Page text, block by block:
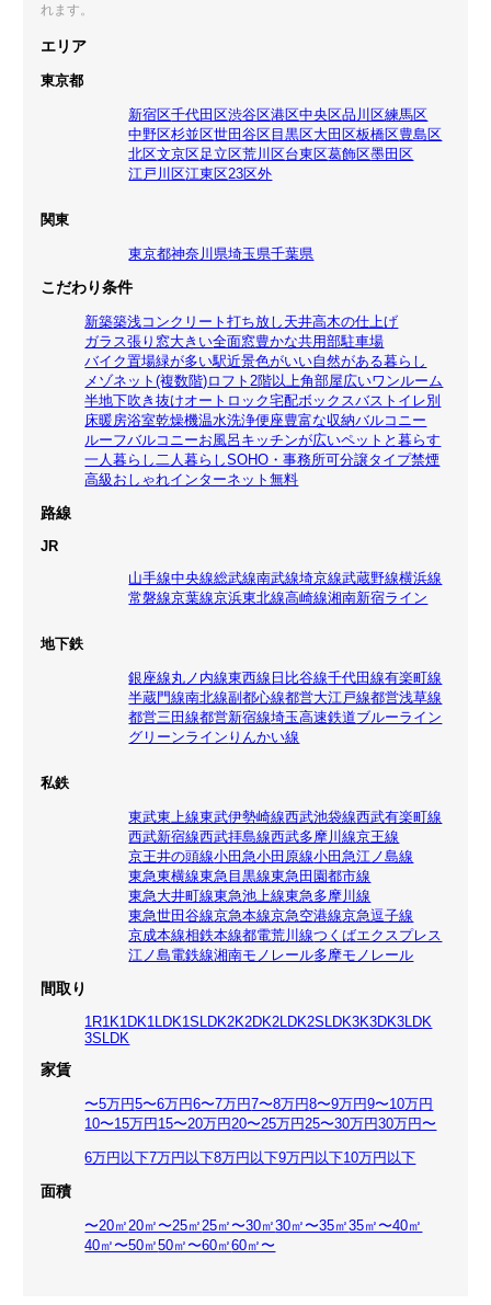
れます。
エリア
東京都
新宿区千代田区渋谷区港区中央区品川区練馬区
中野区杉並区世田谷区目黒区大田区板橋区豊島区
北区文京区足立区荒川区台東区葛飾区墨田区
江戸川区江東区23区外
関東
東京都神奈川県埼玉県千葉県
こだわり条件
新築築浅コンクリート打ち放し 天井高木の仕上げ
ガラス張り 窓大きい全面窓豊かな共用部駐車場
バイク置場緑が多い駅近景色がいい自然がある暮らし
メゾネット(複数階)ロフト 2階以上角部屋広いワンルーム
半地下吹き抜けオートロック宅配ボックスバストイレ別
床暖房浴室乾燥機温水洗浄便座豊富な収納バルコニー
ルーフバルコニーお風呂 キッチンが広いペットと暮らす
一人暮らし 二人暮らしSOHO・事務所可分譲タイプ禁煙
高級 おしゃれインターネット無料
路線
JR
山手線中央線総武線南武線埼京線武蔵野線横浜線
常磐線京葉線京浜東北線高崎線湘南新宿ライン
地下鉄
銀座線丸ノ内線東西線 日比谷線千代田線有楽町線
半蔵門線南北線副都心線都営大江戸線都営浅草線
都営三田線都営新宿線埼玉高速鉄道ブルーライン
グリーンライン りんかい線
私鉄
東武東上線東武伊勢崎線西武池袋線西武有楽町線
西武新宿線西武拝島線西武多摩川線京王線
京王井の頭線小田急小田原線小田急江ノ島線
東急東横線東急目黒線東急田園都市線
東急大井町線東急池上線東急多摩川線
東急世田谷線京急本線京急空港線京急逗子線
京成本線相鉄本線都電荒川線つくばエクスプレス
江ノ島電鉄線湘南モノレール多摩モノレール
間取り
1R1K1DK1LDK1SLDK2K2DK2LDK2SLDK3K3DK3LDK
3SLDK
家賃
〜5万円5〜6万円6〜7万円7〜8万円8〜9万円9〜10万円
10〜15万円15〜20万円20〜25万円25〜30万円30万円〜
6万円以下7万円以下8万円以下9万円以下10万円以下
面積
〜20㎡ 20㎡〜25㎡ 25㎡〜30㎡30㎡〜35㎡35㎡〜40㎡
40㎡〜50㎡50㎡〜60㎡60㎡〜